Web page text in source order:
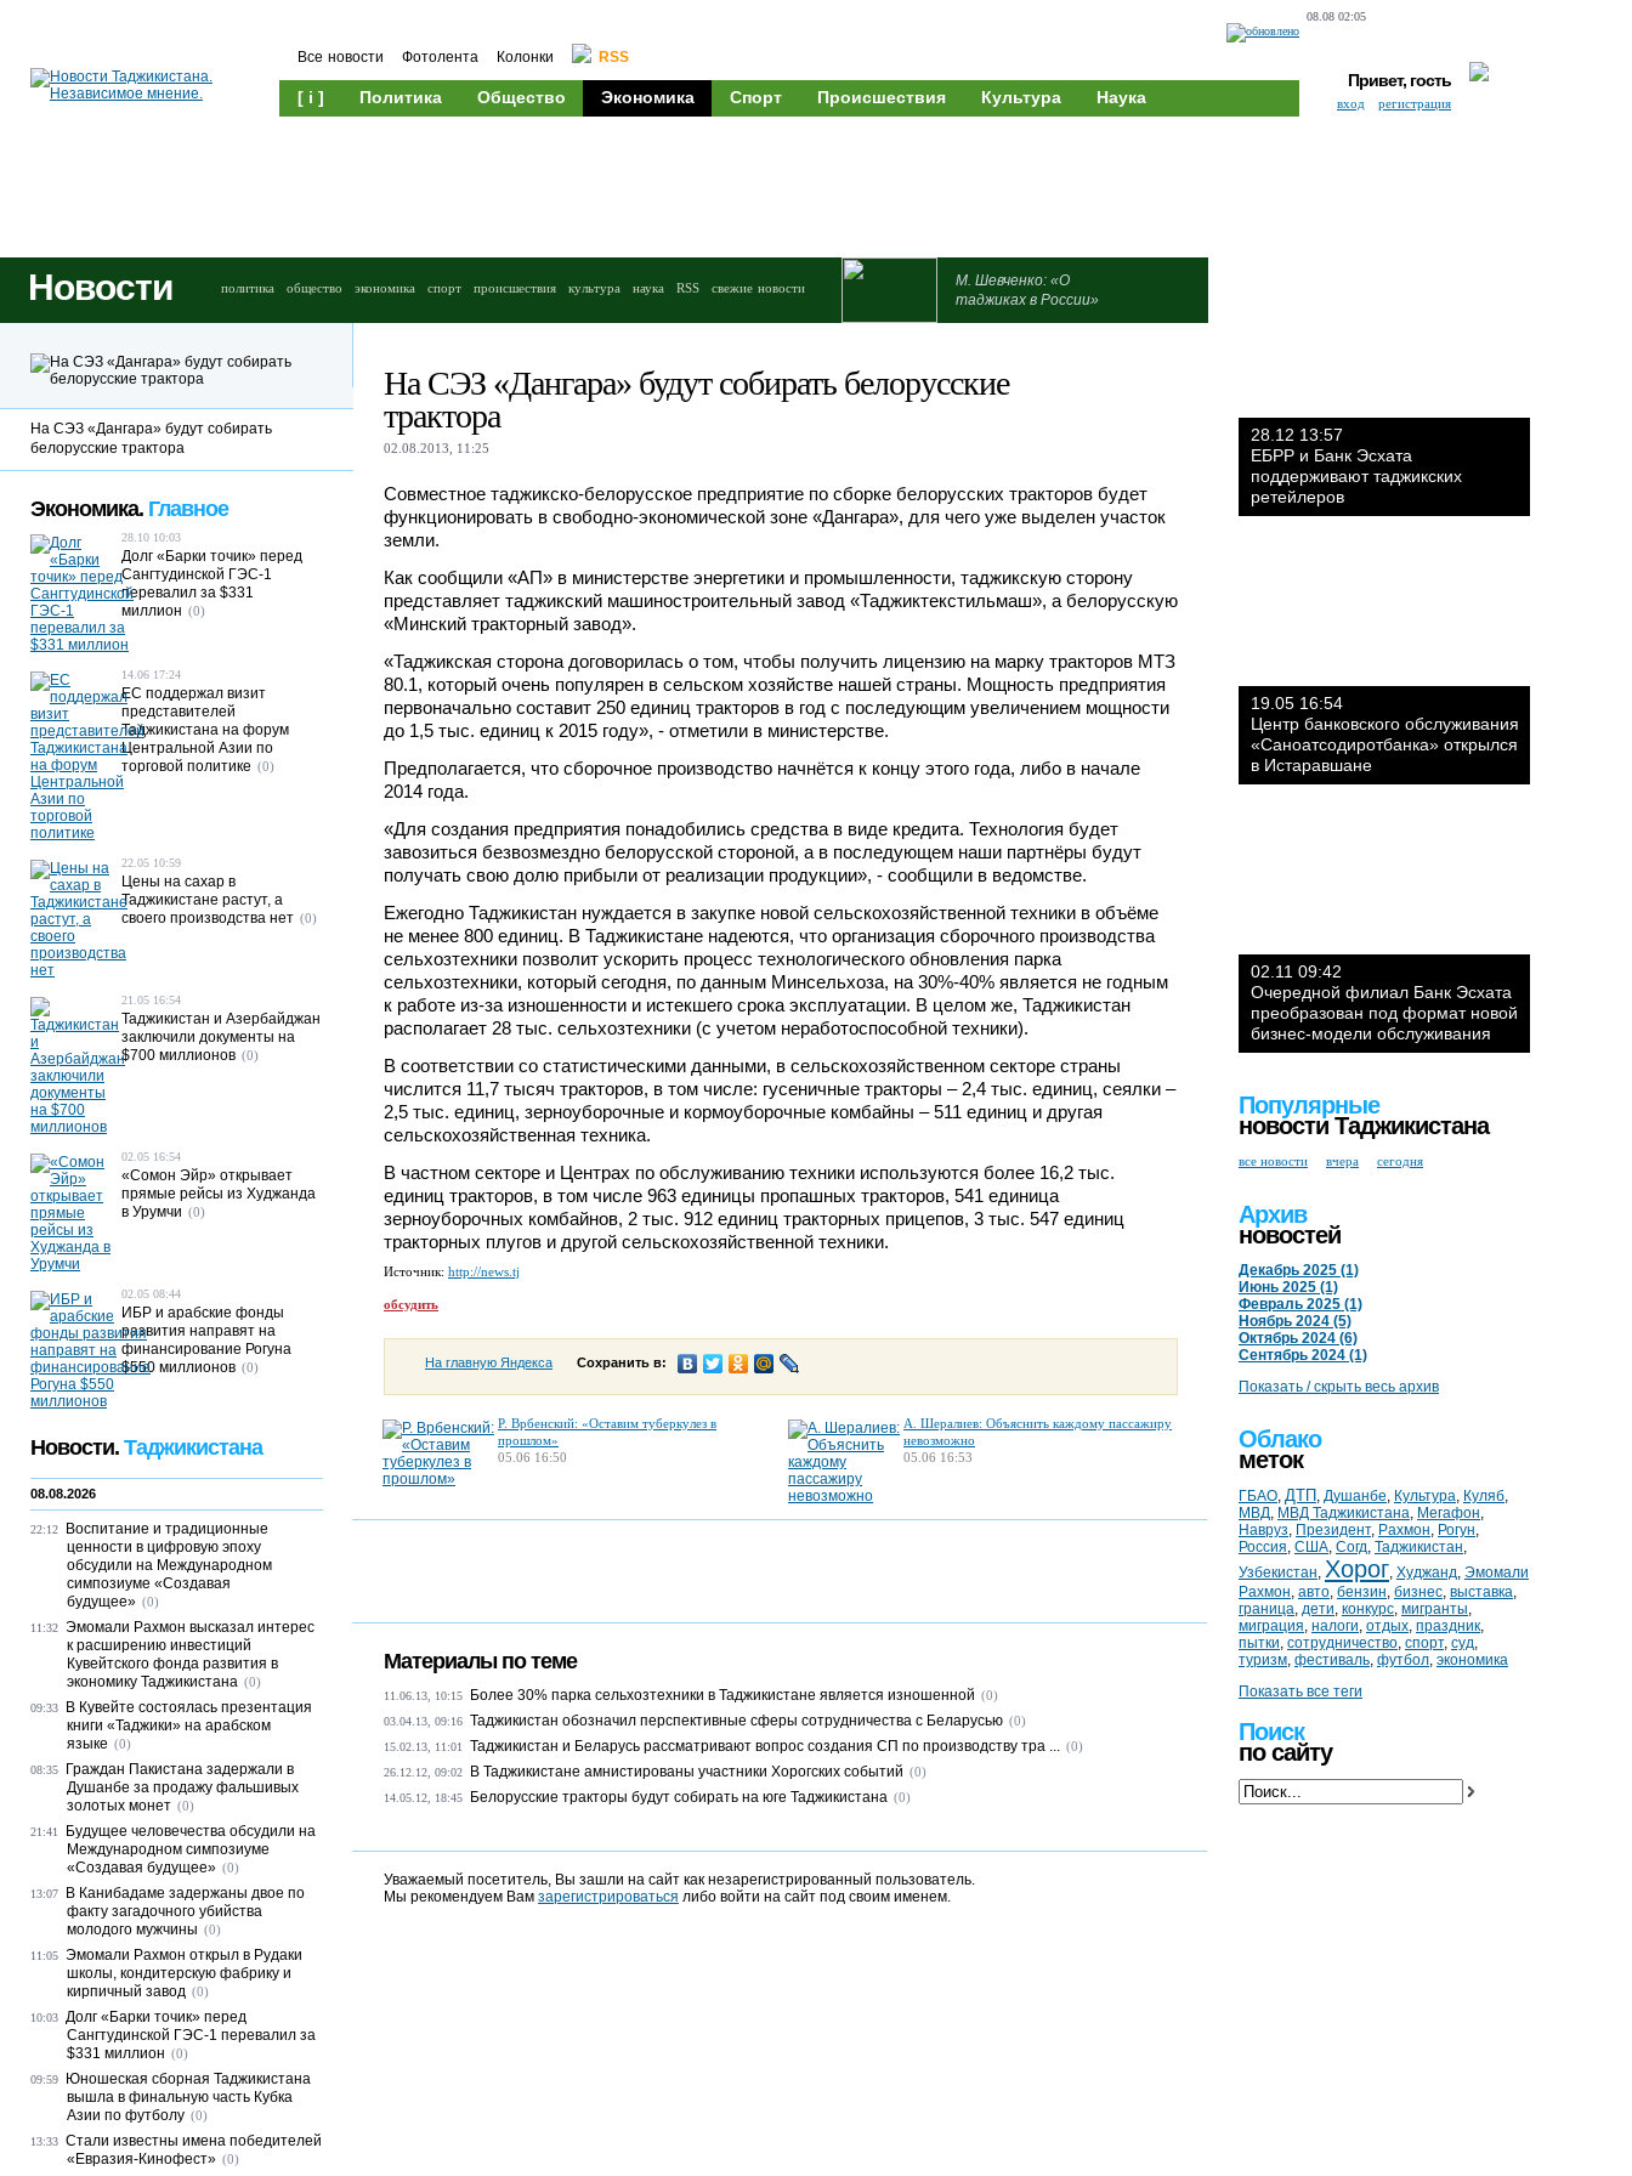
08.08 02:05
Все новости Фотолента Колонки RSS
[ i ] Политика Общество Экономика Спорт Происшествия Культура Наука
Привет, гость
вход регистрация
Новости политика общество экономика спорт происшествия культура наука RSS свежие новости
М. Шевченко: «О
таджиках в России»
На СЭЗ «Дангара» будут собирать белорусские
трактора
02.08.2013, 11:25
Совместное таджикско-белорусское предприятие по сборке белорусских тракторов будет
функционировать в свободно-экономической зоне «Дангара», для чего уже выделен участок
земли.
Как сообщили «АП» в министерстве энергетики и промышленности, таджикскую сторону
представляет таджикский машиностроительный завод «Таджиктекстильмаш», а белорусскую
«Минский тракторный завод».
«Таджикская сторона договорилась о том, чтобы получить лицензию на марку тракторов МТЗ
80.1, который очень популярен в сельском хозяйстве нашей страны. Мощность предприятия
первоначально составит 250 единиц тракторов в год с последующим увеличением мощности
до 1,5 тыс. единиц к 2015 году», - отметили в министерстве.
Предполагается, что сборочное производство начнётся к концу этого года, либо в начале
2014 года.
«Для создания предприятия понадобились средства в виде кредита. Технология будет
завозиться безвозмездно белорусской стороной, а в последующем наши партнёры будут
получать свою долю прибыли от реализации продукции», - сообщили в ведомстве.
Ежегодно Таджикистан нуждается в закупке новой сельскохозяйственной техники в объёме
не менее 800 единиц. В Таджикистане надеются, что организация сборочного производства
сельхозтехники позволит ускорить процесс технологического обновления парка
сельхозтехники, который сегодня, по данным Минсельхоза, на 30%-40% является не годным
к работе из-за изношенности и истекшего срока эксплуатации. В целом же, Таджикистан
располагает 28 тыс. сельхозтехники (с учетом неработоспособной техники).
В соответствии со статистическими данными, в сельскохозяйственном секторе страны
числится 11,7 тысяч тракторов, в том числе: гусеничные тракторы – 2,4 тыс. единиц, сеялки –
2,5 тыс. единиц, зерноуборочные и кормоуборочные комбайны – 511 единиц и другая
сельскохозяйственная техника.
В частном секторе и Центрах по обслуживанию техники используются более 16,2 тыс.
единиц тракторов, в том числе 963 единицы пропашных тракторов, 541 единица
зерноуборочных комбайнов, 2 тыс. 912 единиц тракторных прицепов, 3 тыс. 547 единиц
тракторных плугов и другой сельскохозяйственной техники.
Источник: http://news.tj
обсудить
На главную Яндекса Сохранить в:
Р. Врбенский: «Оставим туберкулез в
прошлом»
05.06 16:50
А. Шералиев: Объяснить каждому пассажиру
невозможно
05.06 16:53
Материалы по теме
11.06.13, 10:15 Более 30% парка сельхозтехники в Таджикистане является изношенной (0)
03.04.13, 09:16 Таджикистан обозначил перспективные сферы сотрудничества с Беларусью (0)
15.02.13, 11:01 Таджикистан и Беларусь рассматривают вопрос создания СП по производству тра ... (0)
26.12.12, 09:02 В Таджикистане амнистированы участники Хорогских событий (0)
14.05.12, 18:45 Белорусские тракторы будут собирать на юге Таджикистана (0)
Уважаемый посетитель, Вы зашли на сайт как незарегистрированный пользователь.
Мы рекомендуем Вам зарегистрироваться либо войти на сайт под своим именем.
На СЭЗ «Дангара» будут собирать
белорусские трактора
Экономика. Главное
28.10 10:03
Долг «Барки точик» перед
Сангтудинской ГЭС-1
перевалил за $331
миллион (0)
14.06 17:24
ЕС поддержал визит
представителей
Таджикистана на форум
Центральной Азии по
торговой политике (0)
22.05 10:59
Цены на сахар в
Таджикистане растут, а
своего производства нет (0)
21.05 16:54
Таджикистан и Азербайджан
заключили документы на
$700 миллионов (0)
02.05 16:54
«Сомон Эйр» открывает
прямые рейсы из Худжанда
в Урумчи (0)
02.05 08:44
ИБР и арабские фонды
развития направят на
финансирование Рогуна
$550 миллионов (0)
Новости. Таджикистана
08.08.2026
22:12
Воспитание и традиционные
ценности в цифровую эпоху
обсудили на Международном
симпозиуме «Создавая
будущее» (0)
11:32 Эмомали Рахмон высказал интерес
к расширению инвестиций
Кувейтского фонда развития в
экономику Таджикистана (0)
09:33
В Кувейте состоялась презентация
книги «Таджики» на арабском
языке (0)
08:35
Граждан Пакистана задержали в
Душанбе за продажу фальшивых
золотых монет (0)
21:41
Будущее человечества обсудили на
Международном симпозиуме
«Создавая будущее» (0)
13:07
В Канибадаме задержаны двое по
факту загадочного убийства
молодого мужчины (0)
11:05 Эмомали Рахмон открыл в Рудаки
школы, кондитерскую фабрику и
кирпичный завод (0)
10:03 Долг «Барки точик» перед
Сангтудинской ГЭС-1 перевалил за
$331 миллион (0)
09:59
Юношеская сборная Таджикистана
вышла в финальную часть Кубка
Азии по футболу (0)
13:33 Стали известны имена победителей
«Евразия-Кинофест» (0)
28.12 13:57
ЕБРР и Банк Эсхата
поддерживают таджикских
ретейлеров
19.05 16:54
Центр банковского обслуживания
«Саноатсодиротбанка» открылся
в Истаравшане
02.11 09:42
Очередной филиал Банк Эсхата
преобразован под формат новой
бизнес-модели обслуживания
Популярные
новости Таджикистана
все новости вчера сегодня
Архив
новостей
Декабрь 2025 (1)
Июнь 2025 (1)
Февраль 2025 (1)
Ноябрь 2024 (5)
Октябрь 2024 (6)
Сентябрь 2024 (1)
Показать / скрыть весь архив
Облако
меток
ГБАО, ДТП , Душанбе, Культура, Куляб,
МВД, МВД Таджикистана, Мегафон,
Навруз, Президент, Рахмон, Рогун,
Россия, США, Согд, Таджикистан,
Узбекистан, Хорог, Худжанд, Эмомали
Рахмон, авто, бензин, бизнес, выставка,
граница, дети, конкурс, мигранты,
миграция, налоги, отдых, праздник,
пытки, сотрудничество, спорт, суд,
туризм, фестиваль, футбол, экономика
Показать все теги
Поиск
по сайту